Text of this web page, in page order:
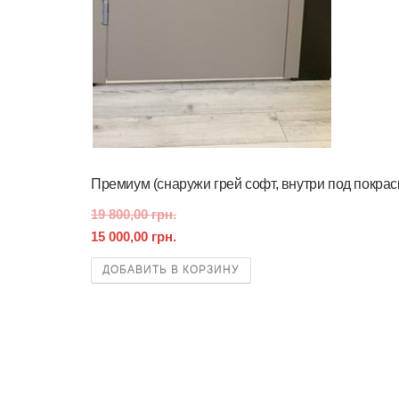
Премиум (снаружи грей софт, внутри под
19 800,00 грн.
15 000,00 грн.
ДОБАВИТЬ В КОРЗИНУ